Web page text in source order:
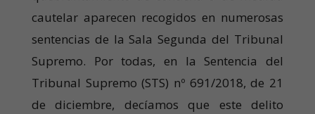
cautelar aparecen recogidos en numerosas
sentencias de la Sala Segunda del Tribunal
Supremo. Por todas, en la Sentencia del
Tribunal Supremo (STS) nº 691/2018, de 21
de diciembre, decíamos que este delito